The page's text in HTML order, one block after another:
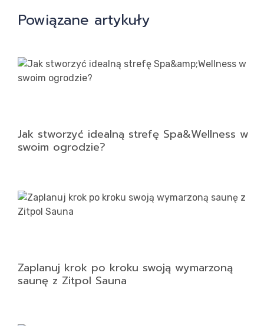
Powiązane artykuły
Jak stworzyć idealną strefę Spa&Wellness w
swoim ogrodzie?
Zaplanuj krok po kroku swoją wymarzoną
saunę z Zitpol Sauna